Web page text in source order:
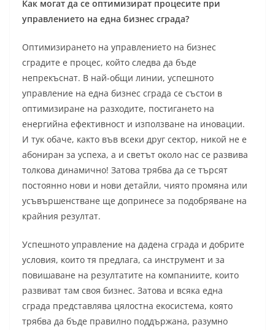
Как могат да се оптимизират процесите при
управлението на една бизнес сграда?
Оптимизирането на управлението на бизнес
сградите е процес, който следва да бъде
непрекъснат. В най-общи линии, успешното
управление на една бизнес сграда се състои в
оптимизиране на разходите, постигането на
енергийна ефективност и използване на иновации.
И тук обаче, както във всеки друг сектор, никой не е
абониран за успеха, а и светът около нас се развива
толкова динамично! Затова трябва да се търсят
постоянно нови и нови детайли, чиято промяна или
усъвършенстване ще допринесе за подобряване на
крайния резултат.
Успешното управление на дадена сграда и добрите
условия, които тя предлага, са инструмент и за
повишаване на резултатите на компаниите, които
развиват там своя бизнес. Затова и всяка една
сграда представлява цялостна екосистема, която
трябва да бъде правилно поддържана, разумно